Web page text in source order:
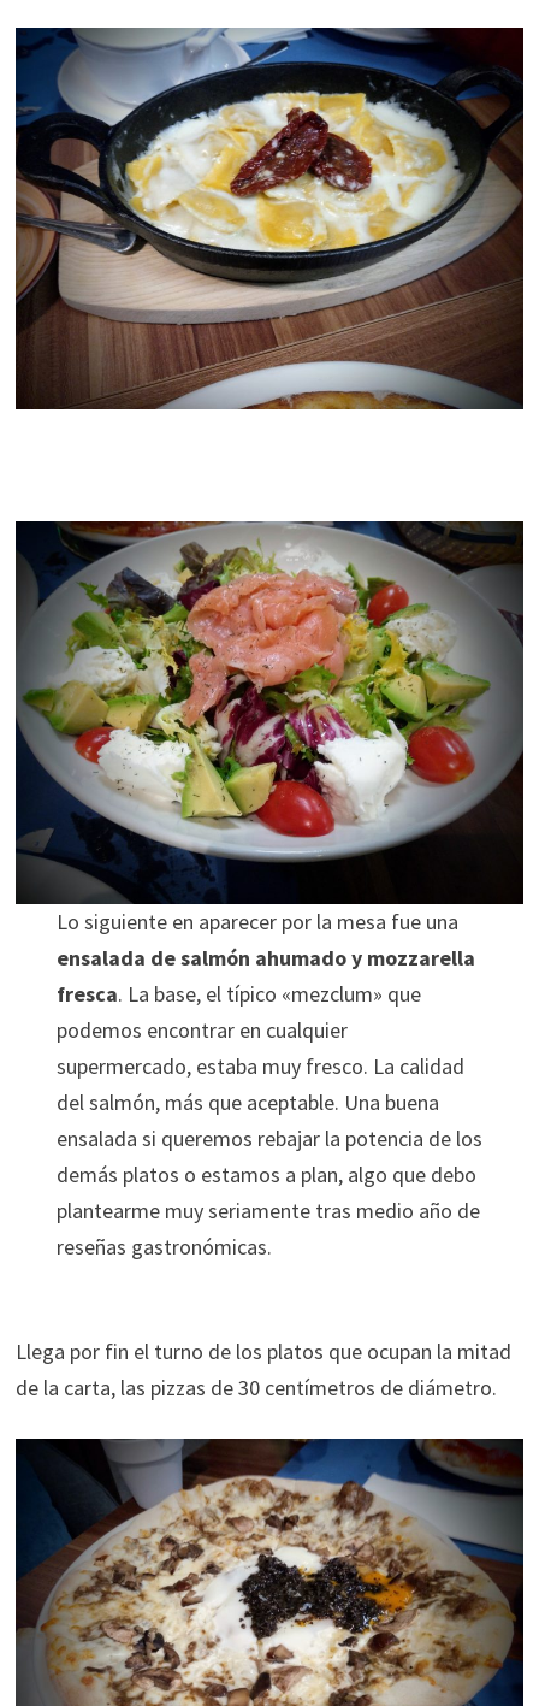
Lo siguiente en aparecer por la mesa fue una
ensalada de salmón ahumado y mozzarella
fresca. La base, el típico «mezclum» que
podemos encontrar en cualquier
supermercado, estaba muy fresco. La calidad
del salmón, más que aceptable. Una buena
ensalada si queremos rebajar la potencia de los
demás platos o estamos a plan, algo que debo
plantearme muy seriamente tras medio año de
reseñas gastronómicas.
Llega por fin el turno de los platos que ocupan la mitad
de la carta, las pizzas de 30 centímetros de diámetro.